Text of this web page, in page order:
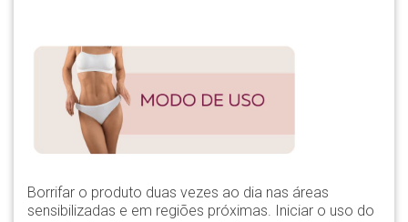
Borrifar o produto duas vezes ao dia nas áreas
sensibilizadas e em regiões próximas. Iniciar o uso do